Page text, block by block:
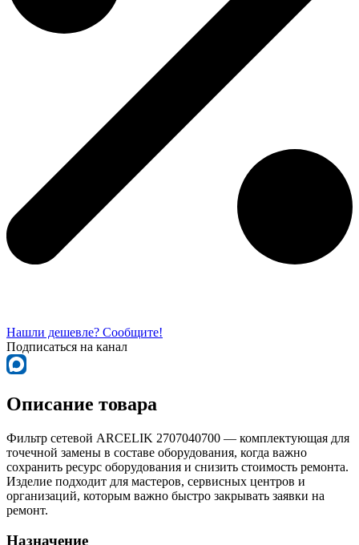
Нашли дешевле? Сообщите!
Подписаться на канал
Описание товара
Фильтр сетевой ARCELIK 2707040700 — комплектующая для
точечной замены в составе оборудования, когда важно
сохранить ресурс оборудования и снизить стоимость ремонта.
Изделие подходит для мастеров, сервисных центров и
организаций, которым важно быстро закрывать заявки на
ремонт.
Назначение